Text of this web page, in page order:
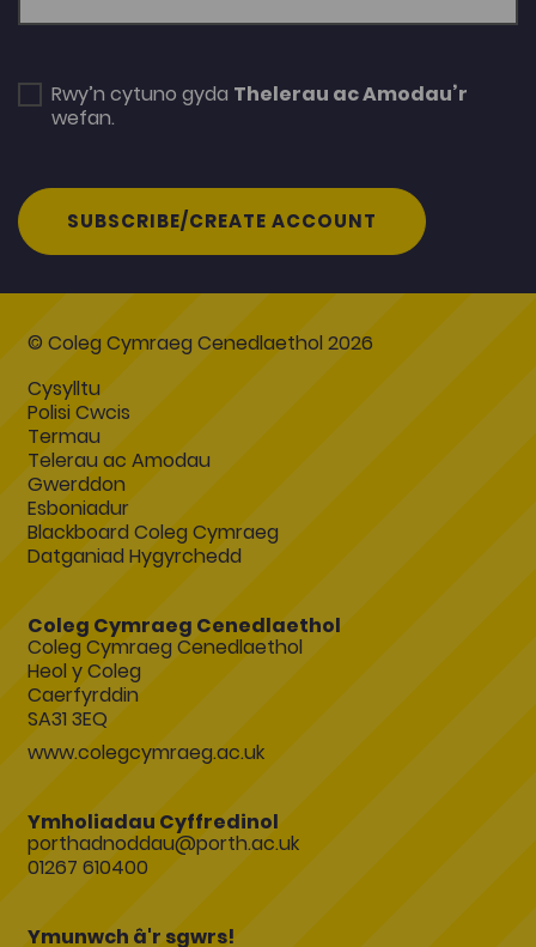
Rwy’n cytuno gyda Thelerau ac Amodau’r
wefan.
SUBSCRIBE/CREATE ACCOUNT
© Coleg Cymraeg Cenedlaethol 2026
Cysylltu
Polisi Cwcis
Termau
Telerau ac Amodau
Gwerddon
Esboniadur
Blackboard Coleg Cymraeg
Datganiad Hygyrchedd
Coleg Cymraeg Cenedlaethol
Coleg Cymraeg Cenedlaethol
Heol y Coleg
Caerfyrddin
SA31 3EQ
www.colegcymraeg.ac.uk
Ymholiadau Cyffredinol
porthadnoddau@porth.ac.uk
01267 610400
Ymunwch â'r sgwrs!